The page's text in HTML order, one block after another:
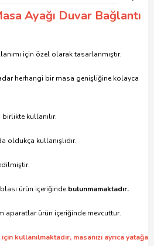
Ayağı Duvar Bağlantı
için özel olarak tasarlanmıştır.
herhangi bir masa genişliğine kolayca
kullanılır.
oldukça kullanışlıdır.
ürün içeriğindebulunmamaktadır.
aparatlar ürün içeriğinde mevcuttur.
kullanılmaktadır, masanızı ayrıca yatağa